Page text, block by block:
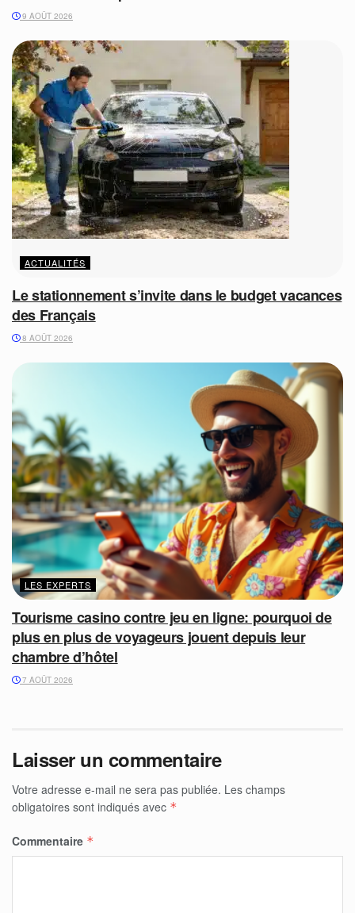
9 AOÛT 2026
ACTUALITÉS
Le stationnement s’invite dans le budget vacances
des Français
8 AOÛT 2026
LES EXPERTS
Tourisme casino contre jeu en ligne: pourquoi de
plus en plus de voyageurs jouent depuis leur
chambre d’hôtel
7 AOÛT 2026
Laisser un commentaire
Votre adresse e-mail ne sera pas publiée. Les champs
obligatoires sont indiqués avec *
Commentaire *